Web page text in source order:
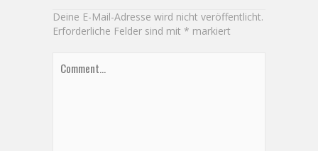
Deine E-Mail-Adresse wird nicht veröffentlicht.
Erforderliche Felder sind mit * markiert